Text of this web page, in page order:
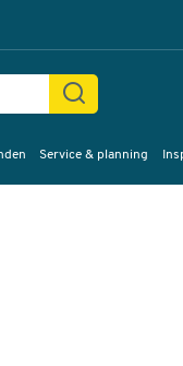
Service & planning
Video's